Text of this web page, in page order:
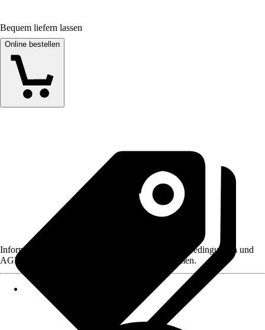
Bequem liefern lassen
Online bestellen
Informationen des Verkäufers, wie z. B. Rückgabebedingungen und
AGB, finden Sie bei Klick auf den Verkäufernamen.